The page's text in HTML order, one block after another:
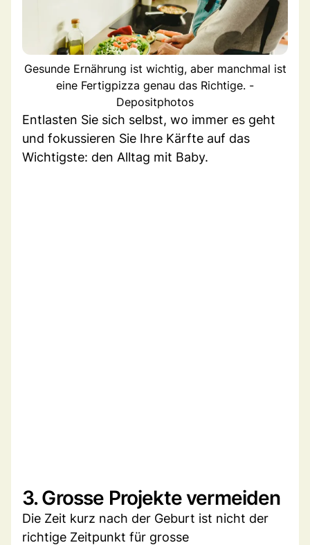
Gesunde Ernährung ist wichtig, aber manchmal ist
eine Fertigpizza genau das Richtige. -
Depositphotos
Entlasten Sie sich selbst, wo immer es geht
und fokussieren Sie Ihre Kärfte auf das
Wichtigste: den Alltag mit Baby.
3. Grosse Projekte vermeiden
Die Zeit kurz nach der Geburt ist nicht der
richtige Zeitpunkt für grosse